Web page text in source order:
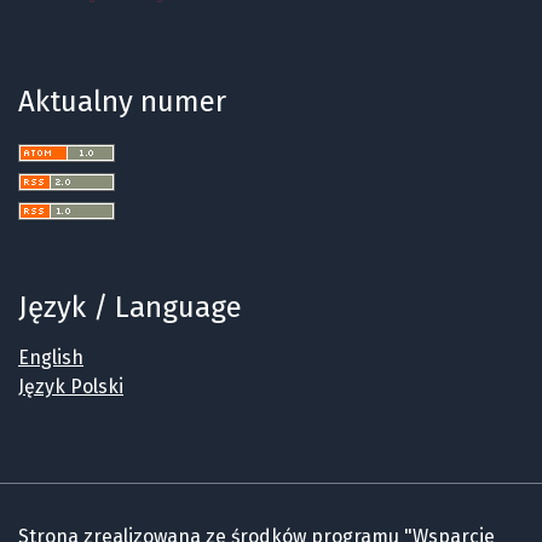
Aktualny numer
Język / Language
English
Język Polski
Strona zrealizowana ze środków programu "Wsparcie